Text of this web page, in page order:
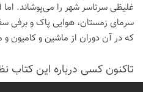
غلیظی سرتاسر شهر را می‌پوشاند.
سرمای زمستان، هوایی پاک و برفی
که در آن دوران از ماشین و کامیون و
تاكنون كسی درباره این